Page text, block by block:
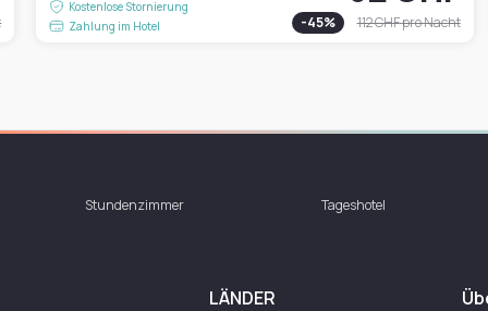
Kostenlose Stornierung
Zahlung im Hotel
-45% 112 CHFpro Nacht
Stundenzimmer Tageshotel
LÄNDER